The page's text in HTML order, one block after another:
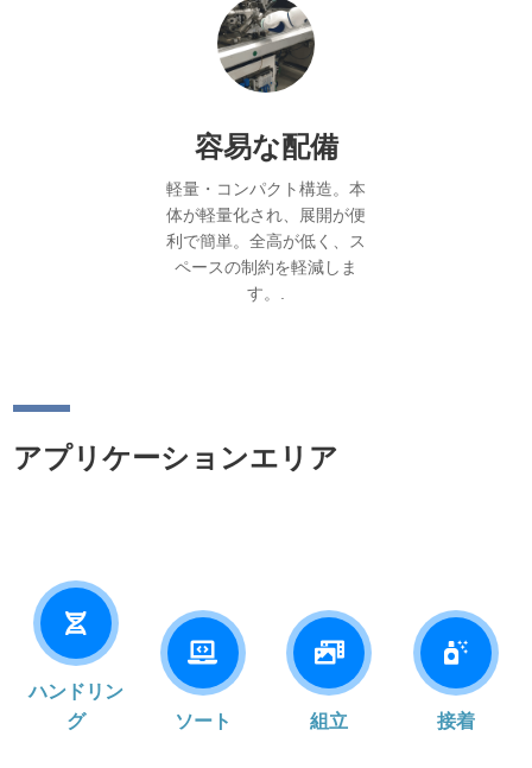
容易な配備
軽量・コンパクト構造。本
体が軽量化され、展開が便
利で簡単。全高が低く、ス
ペースの制約を軽減しま
す。.
アプリケーションエリア
ハンドリン
グ
ソート 組立 接着